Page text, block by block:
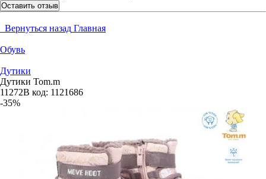
Оставить отзыв
Вернуться назад Главная
Обувь
Дутики
Дутики Tom.m
11272B код: 1121686
-35%